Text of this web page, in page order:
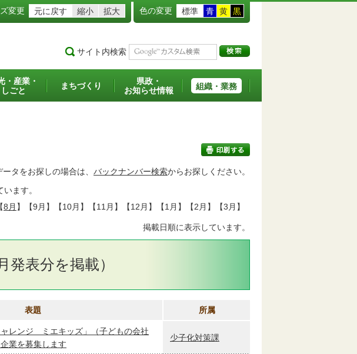
変更 元に戻す 縮小 拡大 色の変更 標準 青 黄 黒
サイト内検索
・産業・
しごと
まちづくり
県政・
お知らせ情報
組織・業務
タをお探しの場合は、 バックナンバー検索からお探しください。
ます。
8月 】【9月】【10月】【11月】【12月】【1月】【2月】【3月】
掲載日順に表示しています。
発表分を掲載）
表題 所属
レンジ ミエキッズ」（子どもの会社
業を募集します
少子化対策課